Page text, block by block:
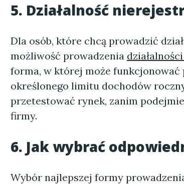
5. Działalność
Dla osób, które chcą prowadzić
możliwość prowadzenia
forma, w której może
określonego limitu dochodów
przetestować rynek, zanim
firmy.
6. Jak wybrać
Wybór najlepszej formy